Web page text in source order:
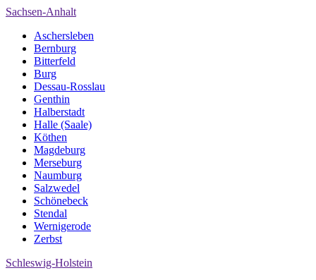
Sachsen-Anhalt
Aschersleben
Bernburg
Bitterfeld
Burg
Dessau-Rosslau
Genthin
Halberstadt
Halle (Saale)
Köthen
Magdeburg
Merseburg
Naumburg
Salzwedel
Schönebeck
Stendal
Wernigerode
Zerbst
Schleswig-Holstein